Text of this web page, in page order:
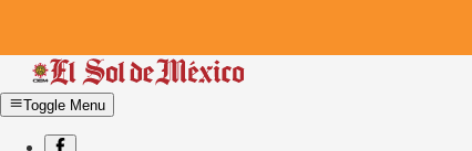
Toggle Menu